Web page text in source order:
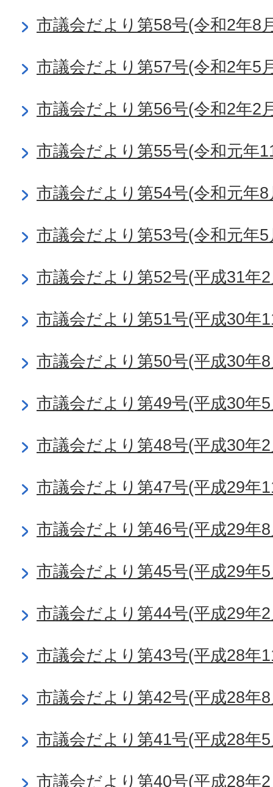
市議会だより第58号(令和2年8
市議会だより第57号(令和2年5
市議会だより第56号(令和2年2
市議会だより第55号(令和元年
市議会だより第54号(令和元年
市議会だより第53号(令和元年
市議会だより第52号(平成31年
市議会だより第51号(平成30年
市議会だより第50号(平成30年
市議会だより第49号(平成30年
市議会だより第48号(平成30年
市議会だより第47号(平成29年
市議会だより第46号(平成29年
市議会だより第45号(平成29年
市議会だより第44号(平成29年
市議会だより第43号(平成28年
市議会だより第42号(平成28年
市議会だより第41号(平成28年
市議会だより第40号(平成28年